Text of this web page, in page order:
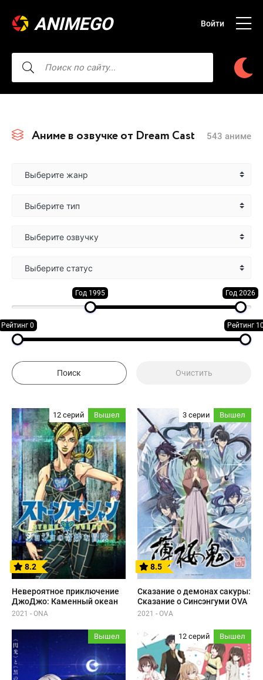
ANIMEGO Войти
Аниме в озвучке от Dream Cast 543 аниме
Выберите жанр
Выберите тип
Выберите озвучку
Выберите статус
Год 1995 Год 2026
Рейтинг 0 Рейтинг
12 серий Вышел
8.2
Невероятное приключение
ДжоДжо: Каменный океан
2021 - ONA
3 серии Вышел
8.5
Сказание о демонах сакуры:
Сказание о Синсэнгуми OVA
2021 - OVA
Вышел 12 серий Вышел